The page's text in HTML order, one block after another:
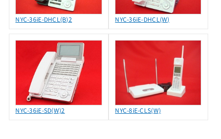
NYC-36iE-DHCL(B)2 NYC-36iE-DHCL(W)
NYC-36iE-SD(W)2 NYC-8iE-CLS(W)